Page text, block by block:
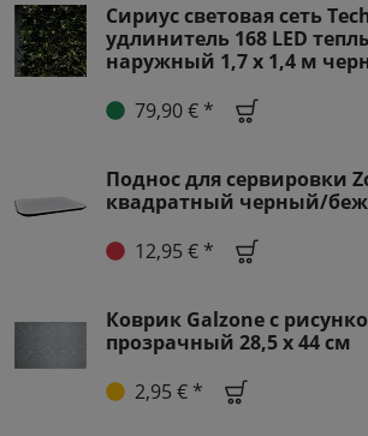
Сириус световая сеть
удлинитель 168 LED
наружный 1,7 х 1,4 м
79,90 € *
Поднос для сервировки
квадратный черный/
12,95 € *
Коврик Galzone с
прозрачный 28,5 x 44 см
2,95 € *